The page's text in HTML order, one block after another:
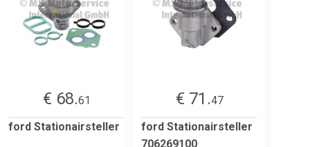
€ 68.61
ford Stationairsteller
€ 71.47
ford Stationairsteller
706269100